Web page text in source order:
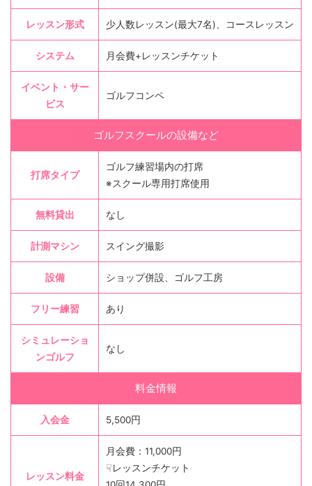
レッスン形式 少人数レッスン(最大7名)、コースレッスン
システム 月会費+レッスンチケット
イベント・サー
ビス
ゴルフコンペ
ゴルフスクールの設備など
打席タイプ
ゴルフ練習場内の打席
※スクール専用打席使用
無料貸出 なし
計測マシン スイング撮影
設備 ショップ併設、ゴルフ工房
フリー練習 あり
シミュレーショ
ンゴルフ
なし
料金情報
入会金 5,500円
レッスン料金
月会費：11,000円
☟レッスンチケット